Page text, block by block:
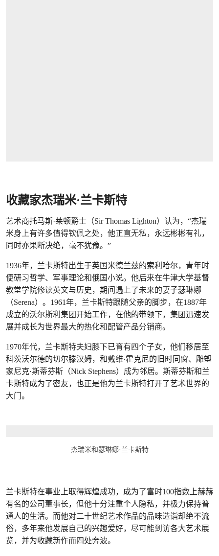
收藏家杰瑞米·兰卡斯特
艺术商托马斯·莱顿爵士（Sir Thomas Lighton）认为，“杰瑞
米身上有许多值得钦佩之处，他正直无私，永远彬彬有礼，
同时亦果断决绝，毫不犹豫。”
1936年，兰卡斯特出生于英国米德兰兹的索利哈尔，青年时
便研习哲学、军事理论和俄国小说。他后来在牛津大学基督
教堂学院修读英文与历史，期间遇上了未来的妻子瑟琳娜
（Serena）。1961年，兰卡斯特跟随父亲的脚步，在1887年
成立的沃尔斯利集团开始工作，在他的带领下，集团迅速发
展并成长为世界最大的热化和配管产品分销商。
1970年代，兰卡斯特夫妇膝下已育有四个子女，他们移居至
科茨沃尔德的切尔滕汉姆，和戴维·霍克尼的旧时同窗、雕塑
家尼克·斯蒂芬斯（Nick Stephens）成为邻居。斯蒂芬斯和兰
卡斯特成为了密友，也正是他为兰卡斯特打开了艺术世界的
大门。
杰瑞米和瑟琳娜·兰卡斯特
兰卡斯特在事业上取得辉煌成功，成为了富时100指数上赫赫
有名的公司董事长，但他十分注重个人隐私，并极力保持普
通人的生活。而他对二十世纪艺术作品的品味造诣却绝不流
俗，多年来他发展自己的兴趣爱好，尽可能到访各大艺术展
览，并为收藏新作而四处奔波。